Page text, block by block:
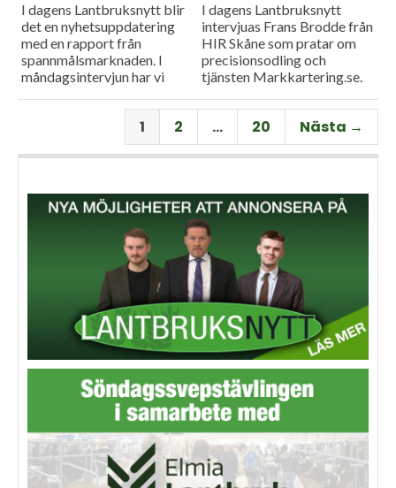
I dagens Lantbruksnytt blir
det en nyhetsuppdatering
med en rapport från
spannmålsmarknaden. I
måndagsintervjun har vi
Per Larsson som idag har
rollen som senior advisor på
I dagens Lantbruksnytt
intervjuas Frans Brodde från
HIR Skåne som pratar om
precisionsodling och
tjänsten Markkartering.se.
nyhetsuppdatering med en
rapport från
spannmålsmarknaden.
1 2 … 20 Nästa →